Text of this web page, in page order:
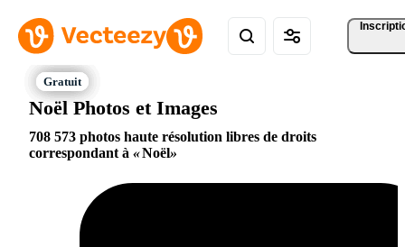
Noël Photos et Images
708 573 photos haute résolution libres de droits
correspondant à
Noël